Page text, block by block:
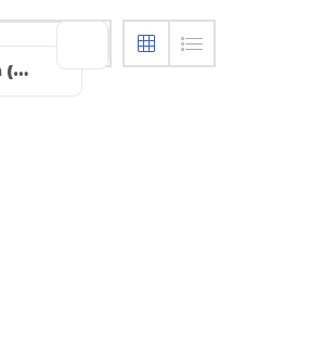
Date de publication (les plus récentes en premier)